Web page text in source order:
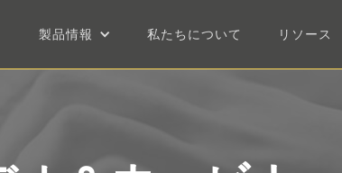
製品情報 私たちについて リソース